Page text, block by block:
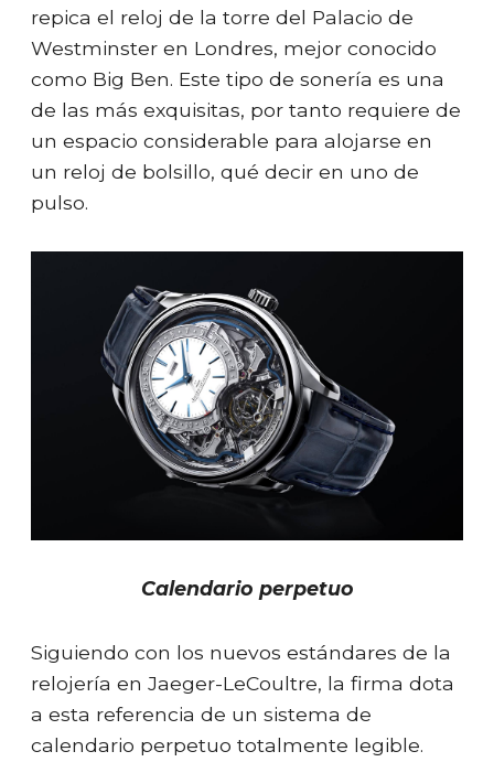
repica el reloj de la torre del Palacio de
Westminster en Londres, mejor conocido
como Big Ben. Este tipo de sonería es una
de las más exquisitas, por tanto requiere de
un espacio considerable para alojarse en
un reloj de bolsillo, qué decir en uno de
pulso.
Calendario perpetuo
Siguiendo con los nuevos estándares de la
relojería en Jaeger-LeCoultre, la firma dota
a esta referencia de un sistema de
calendario perpetuo totalmente legible.